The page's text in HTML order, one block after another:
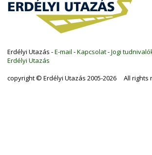
Erdélyi Utazás -E-mail -Kapcsolat-Jogi
Erdélyi Utazás
copyright © Erdélyi Utazás 2005-2026 All rights